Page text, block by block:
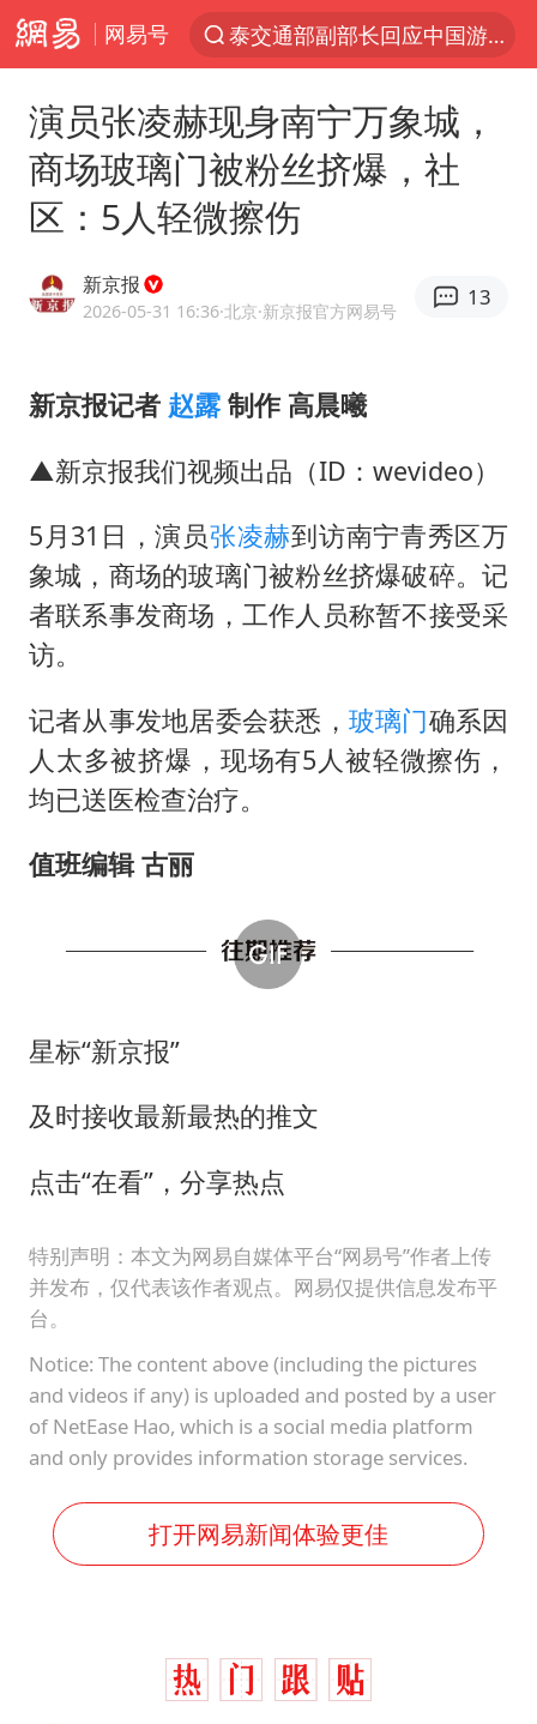
网易号
泰交通部副部长回应中国游客遭歧视
Meta被判支付5.67亿美元
OpenAI为免费用户升级GPT-5.6 Luna
中国稀土盘中涨停
21楼高空抛物嫌疑人被拘留
实探山东最热的“中国蔬菜之乡”
女子开一天一夜空调后二氧化碳中毒
台风白海豚最新路径研判来了
我国编制完成新版全月地质图
男子结婚8年发现3个女儿均非亲生
演员张凌赫现身南宁万象城，
商场玻璃门被粉丝挤爆，社
区：5人轻微擦伤
新京报
2026-05-31 16:36·北京·新京报官方网易号
13
新京报记者 赵露制作 高晨曦
▲新京报我们视频出品（ID：wevideo）
5月31日，演员张凌赫到访南宁青秀区万
象城，商场的玻璃门被粉丝挤爆破碎。记
者联系事发商场，工作人员称暂不接受采
访。
记者从事发地居委会获悉， 玻璃门确系因
人太多被挤爆，现场有5人被轻微擦伤，
均已送医检查治疗。
值班编辑 古丽
星标“新京报”
及时接收最新最热的推文
点击“在看”，分享热点
特别声明：本文为网易自媒体平台“网易号”作者上传
并发布，仅代表该作者观点。网易仅提供信息发布平
台。
Notice: The content above (including the pictures
and videos if any) is uploaded and posted by a user
of NetEase Hao, which is a social media platform
and only provides information storage services.
打开网易新闻体验更佳